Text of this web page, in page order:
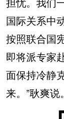
国际关系中
按照联合国
即将派专家
面保持冷静
来。”耿爽说。